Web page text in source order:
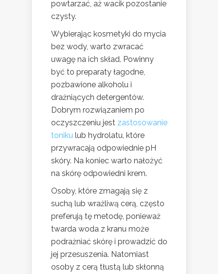
powtarzać, aż wacik pozostanie
czysty.
Wybierając kosmetyki do mycia
bez wody, warto zwracać
uwagę na ich skład. Powinny
być to preparaty łagodne,
pozbawione alkoholu i
drażniących detergentów.
Dobrym rozwiązaniem po
oczyszczeniu jest zastosowanie
toniku lub hydrolatu, które
przywracają odpowiednie pH
skóry. Na koniec warto nałożyć
na skórę odpowiedni krem.
Osoby, które zmagają się z
suchą lub wrażliwą cerą, często
preferują tę metodę, ponieważ
twarda woda z kranu może
podrażniać skórę i prowadzić do
jej przesuszenia. Natomiast
osoby z cerą tłustą lub skłonną